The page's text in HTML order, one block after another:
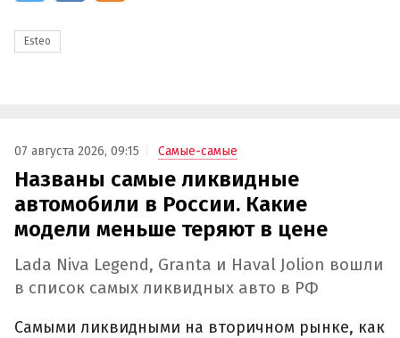
Esteo
07 августа 2026, 09:15 Самые-самые
Названы самые ликвидные
автомобили в России. Какие
модели меньше теряют в цене
Lada Niva Legend, Granta и Haval Jolion вошли
в список самых ликвидных авто в РФ
Самыми ликвидными на вторичном рынке, как